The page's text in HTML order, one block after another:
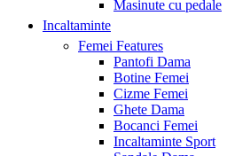
Masinute cu pedale
Incaltaminte
Femei Features
Pantofi Dama
Botine Femei
Cizme Femei
Ghete Dama
Bocanci Femei
Incaltaminte Sport